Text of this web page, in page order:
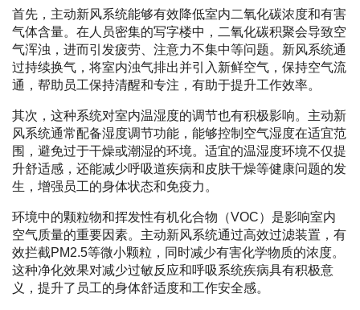
首先，主动新风系统能够有效降低室内二氧化碳浓度和有害
气体含量。在人员密集的写字楼中，二氧化碳积聚会导致空
气浑浊，进而引发疲劳、注意力不集中等问题。新风系统通
过持续换气，将室内浊气排出并引入新鲜空气，保持空气流
通，帮助员工保持清醒和专注，有助于提升工作效率。
其次，这种系统对室内温湿度的调节也有积极影响。主动新
风系统通常配备湿度调节功能，能够控制空气湿度在适宜范
围，避免过于干燥或潮湿的环境。适宜的温湿度环境不仅提
升舒适感，还能减少呼吸道疾病和皮肤干燥等健康问题的发
生，增强员工的身体状态和免疫力。
环境中的颗粒物和挥发性有机化合物（VOC）是影响室内
空气质量的重要因素。主动新风系统通过高效过滤装置，有
效拦截PM2.5等微小颗粒，同时减少有害化学物质的浓度。
这种净化效果对减少过敏反应和呼吸系统疾病具有积极意
义，提升了员工的身体舒适度和工作安全感。